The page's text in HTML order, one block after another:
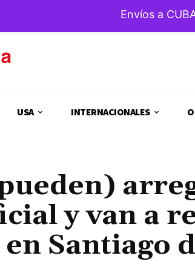
USA INTERNACIONALES
y van a
Santiago
Envíos a